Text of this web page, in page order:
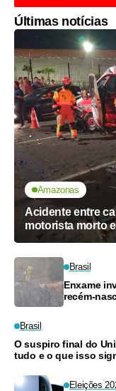
Últimas notícias
Amazonas
Acidente entre
motorista morto
Brasil
Enxame
recém-
Brasil
O suspiro final do
tudo e o que isso
Eleições